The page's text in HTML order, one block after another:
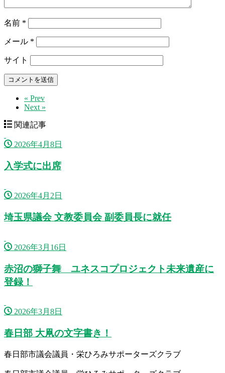
名前 *
メール *
サイト
« Prev
Next »
関連記事
2026年4月8日
入学式に出席
2026年4月2日
埼玉県議会 文教委員会 副委員長に就任
2026年3月16日
赤沼の獅子舞 ユネスコプロジェクト未来遺産に
登録！
2026年3月8日
春日部 大凧の文字書き！
春日部市議会議員・栄ひろみサポーターズクラブ